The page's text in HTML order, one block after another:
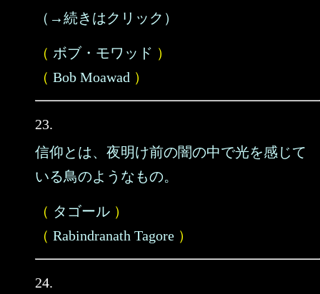
（→続きはクリック）
（ ボブ・モワッド ）
（ Bob Moawad ）
23.
信仰とは、夜明け前の闇の中で光を感じて
いる鳥のようなもの。
（ タゴール ）
（ Rabindranath Tagore ）
24.